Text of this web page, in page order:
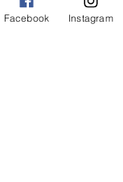
Facebook Instagram